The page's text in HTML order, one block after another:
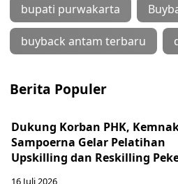
bupati purwakarta
buyback antam terbaru
Berita Populer
Dukung Korban PHK,
Sampoerna Gelar Pelatihan
Upskilling dan Reskilling
16 Juli 2026